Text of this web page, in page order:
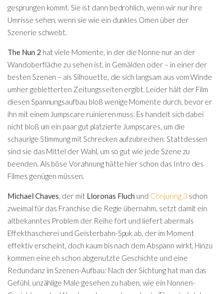
gesprungen kommt. Sie ist dann bedrohlich, wenn wir nur ihre
Umrisse sehen, wenn sie wie ein dunkles Omen über der
Szenerie schwebt.
The Nun 2 hat viele Momente, in der die Nonne nur an der
Wandoberfläche zu sehen ist, in Gemälden oder – in einer der
besten Szenen – als Silhouette, die sich langsam aus vom Winde
umher gebletterten Zeitungsseiten ergibt. Leider hält der Film
diesen Spannungsaufbau bloß wenige Momente durch, bevor er
ihn mit einem Jumpscare ruinieren muss. Es handelt sich dabei
nicht bloß um ein paar gut platzierte Jumpscares, um die
schaurige Stimmung mit Schrecken aufzubrechen. Stattdessen
sind sie das Mittel der Wahl, um so gut wie jede Szene zu
beenden. Als böse Vorahnung hätte hier schon das Intro des
Filmes genügen müssen.
Michael Chaves, der mit Lloronas Fluch und Conjuring 3 schon
zweimal für das Franchise die Regie übernahm, setzt damit ein
altbekanntes Problem der Reihe fort und liefert abermals
Effekthascherei und Geisterbahn-Spuk ab, der im Moment
effektiv erscheint, doch kaum bis nach dem Abspann wirkt. Hinzu
kommen eine eh schon abgenutzte Geschichte und eine
Redundanz im Szenen-Aufbau: Nach der Sichtung hat man das
Gefühl, unzählige Male gesehen zu haben, wie ein Nonnen-